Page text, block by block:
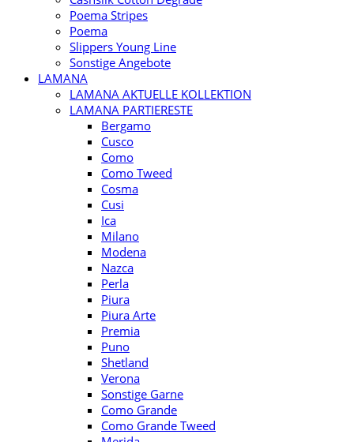
Poema Stripes
Poema
Slippers Young Line
Sonstige Angebote
LAMANA
LAMANA AKTUELLE KOLLEKTION
LAMANA PARTIERESTE
Bergamo
Cusco
Como
Como Tweed
Cosma
Cusi
Ica
Milano
Modena
Nazca
Perla
Piura
Piura Arte
Premia
Puno
Shetland
Verona
Sonstige Garne
Como Grande
Como Grande Tweed